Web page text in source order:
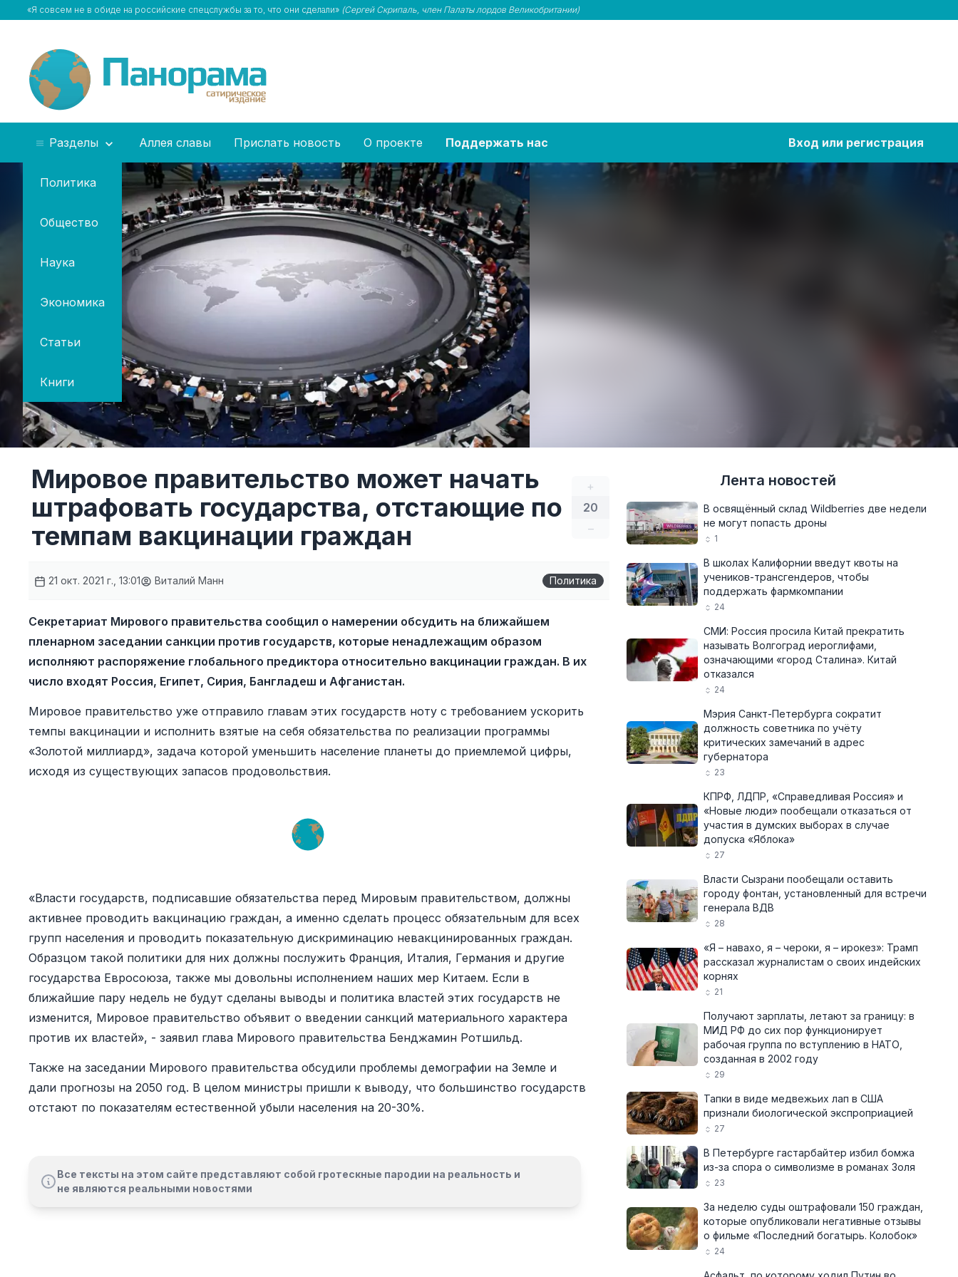
«Я совсем не в обиде на российские спецслужбы за то, что они сделали» (Сергей Скрипаль, член Палаты лордов Великобритании)
Разделы
Политика
Общество
Наука
Экономика
Статьи
Книги
Аллея славы Прислать новость О проекте Поддержать нас Вход или регистрация
+
20
–
Мировое правительство может начать
штрафовать государства, отстающие по
темпам вакцинации граждан
21 окт. 2021 г., 13:01 Виталий Манн Политика
Секретариат Мирового правительства сообщил о намерении обсудить на ближайшем
пленарном заседании санкции против государств, которые ненадлежащим образом
исполняют распоряжение глобального предиктора относительно вакцинации граждан. В их
число входят Россия, Египет, Сирия, Бангладеш и Афганистан.
Мировое правительство уже отправило главам этих государств ноту с требованием ускорить
темпы вакцинации и исполнить взятые на себя обязательства по реализации программы
«Золотой миллиард», задача которой уменьшить население планеты до приемлемой цифры,
исходя из существующих запасов продовольствия.
«Власти государств, подписавшие обязательства перед Мировым правительством, должны
активнее проводить вакцинацию граждан, а именно сделать процесс обязательным для всех
групп населения и проводить показательную дискриминацию невакцинированных граждан.
Образцом такой политики для них должны послужить Франция, Италия, Германия и другие
государства Евросоюза, также мы довольны исполнением наших мер Китаем. Если в
ближайшие пару недель не будут сделаны выводы и политика властей этих государств не
изменится, Мировое правительство объявит о введении санкций материального характера
против их властей», - заявил глава Мирового правительства Бенджамин Ротшильд.
Также на заседании Мирового правительства обсудили проблемы демографии на Земле и
дали прогнозы на 2050 год. В целом министры пришли к выводу, что большинство государств
отстают по показателям естественной убыли населения на 20-30%.
Все тексты на этом сайте представляют собой гротескные пародии на реальность и
не являются реальными новостями
Лента новостей
В освящённый склад Wildberries две недели
не могут попасть дроны
1
В школах Калифорнии введут квоты на
учеников-трансгендеров, чтобы
поддержать фармкомпании
24
СМИ: Россия просила Китай прекратить
называть Волгоград иероглифами,
означающими «город Сталина». Китай
отказался
24
Мэрия Санкт-Петербурга сократит
должность советника по учёту
критических замечаний в адрес
губернатора
23
КПРФ, ЛДПР, «Справедливая Россия» и
«Новые люди» пообещали отказаться от
участия в думских выборах в случае
допуска «Яблока»
27
Власти Сызрани пообещали оставить
городу фонтан, установленный для встречи
генерала ВДВ
28
«Я – навахо, я – чероки, я – ирокез»: Трамп
рассказал журналистам о своих индейских
корнях
21
Получают зарплаты, летают за границу: в
МИД РФ до сих пор функционирует
рабочая группа по вступлению в НАТО,
созданная в 2002 году
29
Тапки в виде медвежьих лап в США
признали биологической экспроприацией
27
В Петербурге гастарбайтер избил бомжа
из-за спора о символизме в романах Золя
23
За неделю суды оштрафовали 150 граждан,
которые опубликовали негативные отзывы
о фильме «Последний богатырь. Колобок»
24